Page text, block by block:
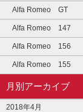
Alfa Romeo GT
Alfa Romeo 147
Alfa Romeo 156
Alfa Romeo 155
月別アーカイブ
2018年4月